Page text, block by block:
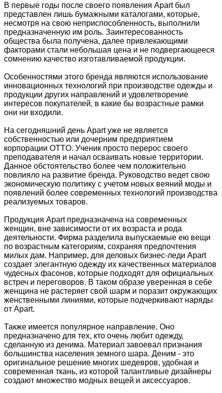
В первые годы после своего появления Apart был
представлен лишь бумажными каталогами, которые,
несмотря на свою неприспособленность, выполнили
предназначенную им роль. Заинтересованность
общества была получена, далее привлекающими
факторами стали небольшая цена и не подвергающееся
сомнению качество изготавливаемой продукции.
Особенностями этого бренда являются использование
инновационных технологий при производстве одежды и
продукции других направлений и удовлетворение
интересов покупателей, в какие бы возрастные рамки
они ни входили.
На сегодняшний день Apart уже не является
собственностью или дочерним предприятием
корпорации OTTO. Ученик просто перерос своего
преподавателя и начал осваивать новые территории.
Данное обстоятельство более чем положительно
повлияло на развитие бренда. Руководство ведет свою
экономическую политику с учетом новых веяний моды и
появлений более современных технологий производства
реализуемых товаров.
Продукция Apart предназначена на современных
женщин, вне зависимости от их возраста и рода
деятельности. Фирма разделила выпускаемые ею вещи
по возрастным категориям, сохраняя предпочтения
милых дам. Например, для деловых бизнес-леди Apart
создает элегантную одежду их качественных материалов
чудесных фасонов, которые подходят для официальных
встреч и переговоров. В таком образе уверенная в себе
женщина не растеряет свой шарм и поразит окружающих
женственными линиями, которые подчеркивают наряды
от Apart.
Также имеется популярное направление. Оно
предназначено для тех, кто очень любит одежду,
сделанную из денима. Материал завоевал признания
большинства населения земного шара. Деним - это
оригинальное решение многих шедевров, удобная и
современная ткань, из которой талантливые дизайнеры
создают множество модных вещей и аксессуаров.